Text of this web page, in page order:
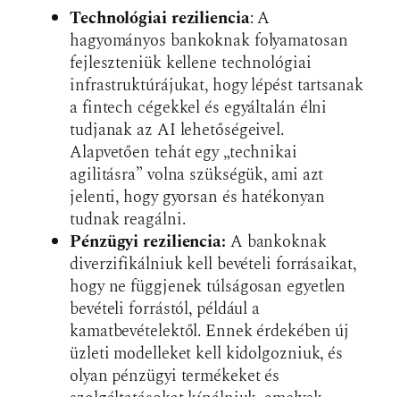
Technológiai reziliencia: A
hagyományos bankoknak folyamatosan
fejleszteniük kellene technológiai
infrastruktúrájukat, hogy lépést tartsanak
a fintech cégekkel és egyáltalán élni
tudjanak az AI lehetőségeivel.
Alapvetően tehát egy „technikai
agilitásra” volna szükségük, ami azt
jelenti, hogy gyorsan és hatékonyan
tudnak reagálni.
Pénzügyi reziliencia: A bankoknak
diverzifikálniuk kell bevételi forrásaikat,
hogy ne függjenek túlságosan egyetlen
bevételi forrástól, például a
kamatbevételektől. Ennek érdekében új
üzleti modelleket kell kidolgozniuk, és
olyan pénzügyi termékeket és